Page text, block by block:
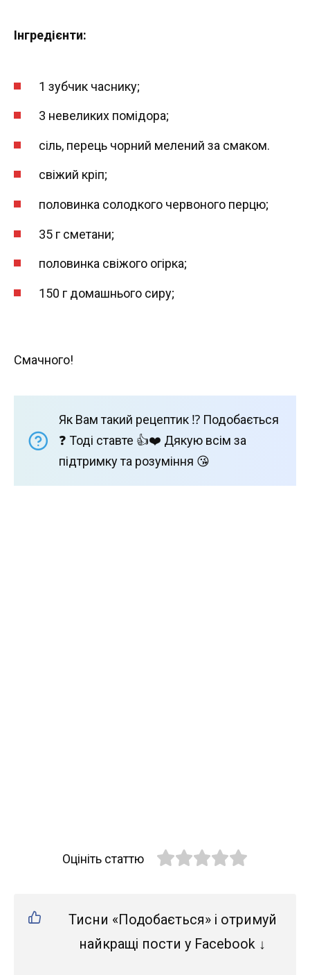
Інгредієнти:
1 зубчик часнику;
3 невеликих помідора;
сіль, перець чорний мелений за смаком.
свіжий кріп;
половинка солодкого червоного перцю;
35 г сметани;
половинка свіжого огірка;
150 г домашнього сиру;
Смачного!
Як Вам такий рецептик ⁉️ Подобається
❓ Тоді ставте 👍❤️ Дякую всім за
підтримку та розуміння 😘
Оцініть статтю
Тисни «Подобається» і отримуй
найкращі пости у Facebook ↓